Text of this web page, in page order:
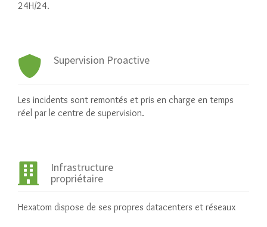
24H/24.
Supervision Proactive
Les incidents sont remontés et pris en charge en temps
réel par le centre de supervision.
Infrastructure
propriétaire
Hexatom dispose de ses propres datacenters et réseaux